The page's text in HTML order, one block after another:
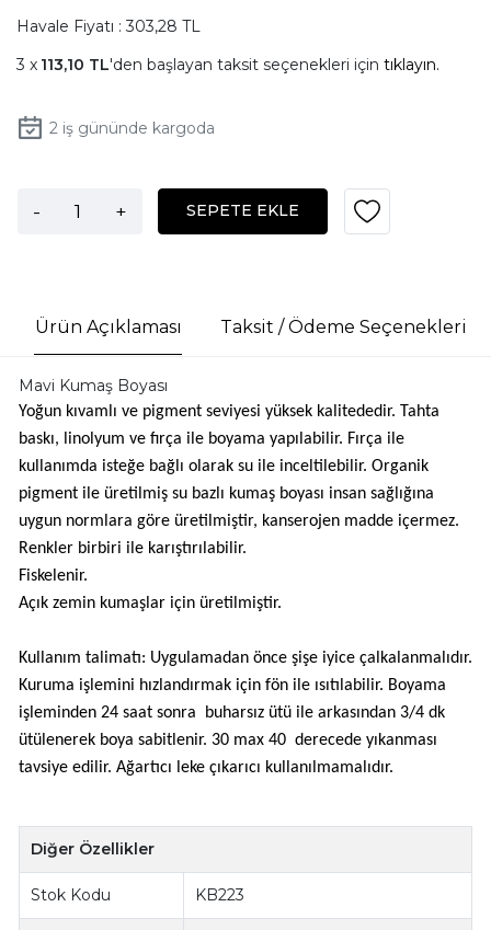
Havale Fiyatı : 303,28 TL
113,10 TL'den başlayan taksit seçenekleri için tıklayın.
2iş gününde kargoda
- + SEPETE EKLE
Ürün Açıklaması Taksit / Ödeme Seçenekleri
Mavi Kumaş Boyası
Yoğun kıvamlı ve pigment seviyesi yüksek kalitededir. Tahta
baskı, linolyum ve fırça ile boyama yapılabilir. Fırça ile
kullanımda isteğe bağlı olarak su ile inceltilebilir. Organik
pigment ile üretilmiş su bazlı kumaş boyası insan sağlığına
uygun normlara göre üretilmiştir, kanserojen madde içermez.
Renkler birbiri ile karıştırılabilir.
Fiskelenir.
Açık zemin kumaşlar için üretilmiştir.
Kullanım talimatı: Uygulamadan önce şişe iyice çalkalanmalıdır.
Kuruma işlemini hızlandırmak için fön ile ısıtılabilir. Boyama
işleminden 24 saat sonra buharsız ütü ile arkasından 3/4 dk
ütülenerek boya sabitlenir. 30 max 40 derecede yıkanması
tavsiye edilir. Ağartıcı leke çıkarıcı kullanılmamalıdır.
Diğer Özellikler
Stok Kodu KB223